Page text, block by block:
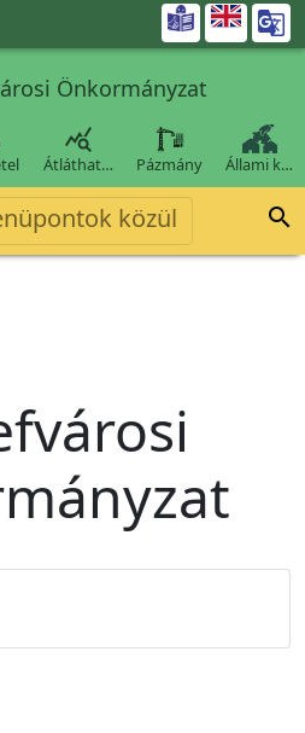

Önkormányzat

Átláthat… Pázmány Állami k…
közül 